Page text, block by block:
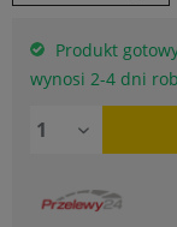
Produkt
wynosi 2-4 dni